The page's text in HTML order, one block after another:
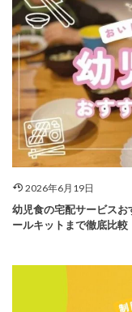
2026年6月19日
幼児食の宅配サービス
ールキットまで徹底比較